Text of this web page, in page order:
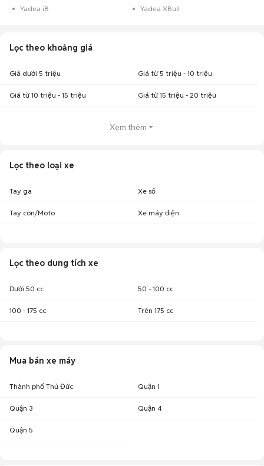
Yadea i8
Yadea XBull
Lọc theo khoảng giá
Giá dưới 5 triệu Giá từ 5 triệu - 10 triệu
Giá từ 10 triệu - 15 triệu Giá từ 15 triệu - 20 triệu
Xem thêm
Lọc theo loại xe
Tay ga Xe số
Tay côn/Moto Xe máy điện
Lọc theo dung tích xe
Dưới 50 cc 50 - 100 cc
100 - 175 cc Trên 175 cc
Mua bán xe máy
Thành phố Thủ Đức Quận 1
Quận 3 Quận 4
Quận 5